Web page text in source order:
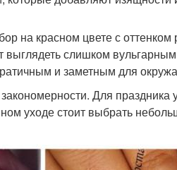
на красном цвете с оттенком
выглядеть слишком
и заметным для
Для праздника
уходе стоит выбрать